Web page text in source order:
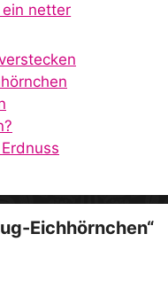
netter
Eichhörnchen“